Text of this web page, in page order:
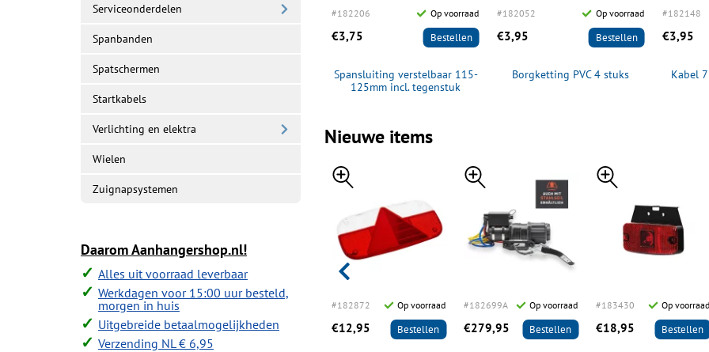
Op voorraad
Bestellen
Breekkabel 1 meter
#183055 Op voorraad #182206 Op voorraad
€3,75 Bestellen
Spansluiting verstelbaar 115-
125mm incl. tegenstuk
#182052 Op voorraad
€3,95 Bestellen
Borgketting PVC 4 stuks
#182148
€3,95
Kabel
Nieuwe items
#182140R Op voorraad
€3,95 Bestellen €17,95 Bestellen
#182872 Op voorraad
€12,95 Bestellen
#182699A Op voorraad
€279,95 Bestellen
#183430 Op
€18,95 Bestellen
Serviceonderdelen
Spanbanden
Spatschermen
Startkabels
Verlichting en elektra
Wielen
Zuignapsystemen
Daarom Aanhangershop.nl!
Alles uit voorraad leverbaar
Werkdagen voor 15:00 uur besteld,
morgen in huis
Uitgebreide betaalmogelijkheden
Verzending NL € 6,95